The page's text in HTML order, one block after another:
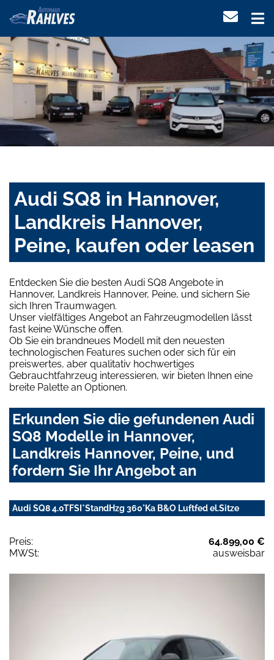
Audi SQ8 in Hannover,
Landkreis Hannover,
Peine, kaufen oder leasen
Entdecken Sie die besten Audi SQ8 Angebote in
Hannover, Landkreis Hannover, Peine, und sichern Sie
sich Ihren Traumwagen.
Unser vielfältiges Angebot an Fahrzeugmodellen lässt
fast keine Wünsche offen.
Ob Sie ein brandneues Modell mit den neuesten
technologischen Features suchen oder sich für ein
preiswertes, aber qualitativ hochwertiges
Gebrauchtfahrzeug interessieren, wir bieten Ihnen eine
breite Palette an Optionen.
Erkunden Sie die gefundenen Audi
SQ8 Modelle in Hannover,
Landkreis Hannover, Peine, und
fordern Sie Ihr Angebot an
Audi SQ8 4.0TFSI*StandHzg 360°Ka B&O Luftfed el.Sitze
Preis:
64.899,00 €
MWSt:
ausweisbar